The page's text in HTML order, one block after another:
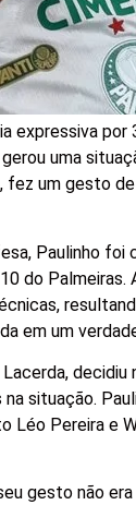
expressiva
uma
um gesto
Paulinho
do
em um
decidiu
situação.
Pereira e
gesto não